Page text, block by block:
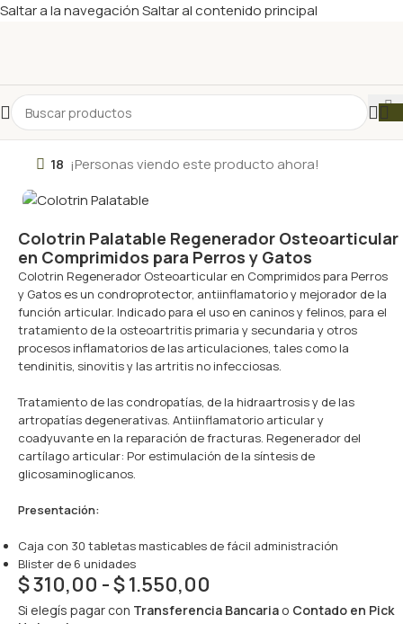
Saltar a la navegaciónSaltar al contenido principal
18 ¡Personas viendo este producto ahora!
Colotrin Palatable Regenerador Osteoarticular
en Comprimidos para Perros y Gatos
Colotrin Regenerador Osteoarticular en Comprimidos para Perros
y Gatos es un condroprotector, antiinflamatorio y mejorador de la
función articular. Indicado para el uso en caninos y felinos, para el
tratamiento de la osteoartritis primaria y secundaria y otros
procesos inflamatorios de las articulaciones, tales como la
tendinitis, sinovitis y las artritis no infecciosas.
Tratamiento de las condropatías, de la hidraartrosis y de las
artropatías degenerativas. Antiinflamatorio articular y
coadyuvante en la reparación de fracturas. Regenerador del
cartílago articular: Por estimulación de la síntesis de
glicosaminoglicanos.
Presentación:
Caja con 30 tabletas masticables de fácil administración
Blister de 6 unidades
$310,00 -$1.550,00
Si elegís pagar con Transferencia Bancaria o Contado en Pick